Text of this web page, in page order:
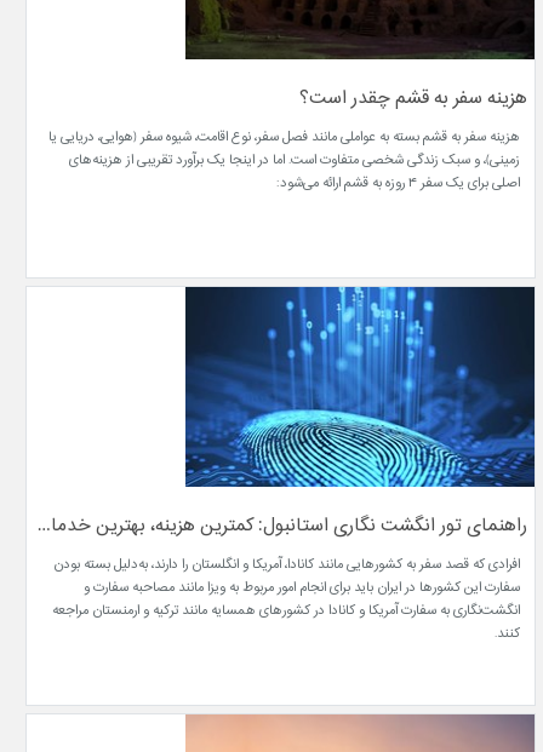
هزینه سفر به قشم چقدر است؟
هزینه سفر به قشم بسته به عواملی مانند فصل سفر، نوع اقامت، شیوه سفر (هوایی، دریایی یا
زمینی)، و سبک زندگی شخصی متفاوت است. اما در اینجا یک برآورد تقریبی از هزینه‌های
اصلی برای یک سفر ۴ روزه به قشم ارائه می‌شود:
راهنمای تور انگشت نگاری استانبول: کمترین هزینه، بهترین خدمات!
افرادی که قصد سفر به کشورهایی مانند کانادا، آمریکا و انگلستان را دارند، به‌دلیل بسته بودن
سفارت این کشورها در ایران باید برای انجام امور مربوط به ویزا مانند مصاحبه سفارت و
انگشت‌نگاری به سفارت آمریکا و کانادا در کشورهای همسایه مانند ترکیه و ارمنستان مراجعه
کنند.